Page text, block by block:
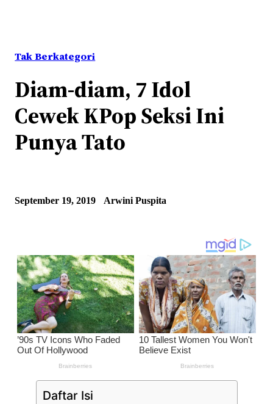
Tak Berkategori
Diam-diam, 7 Idol
Cewek KPop Seksi Ini
Punya Tato
September 19, 2019 Arwini Puspita
Daftar Isi